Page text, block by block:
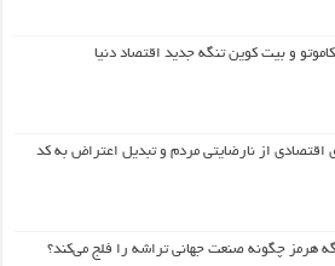
و بیت کوین تنگه جدید اقتصاد دنیا
اقتصادی از نارضایتی مردم و تبدیل اعتراض به کد
هرمز چگونه صنعت جهانی تراشه را فلج می‌کند؟